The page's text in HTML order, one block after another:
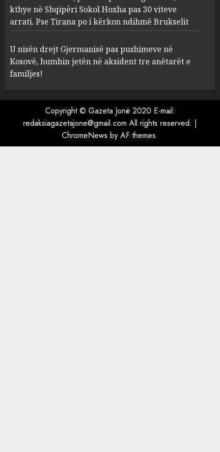
deportua nga SHBA, si u kthye
në Shqipëri Sokol Hoxha pas
30 viteve arrati. Pse Tirana po
AUGUST 7, 2026
AUGUST 7, 2026
kthye në Shqipëri Sokol Hoxha pas 30 viteve
arrati. Pse Tirana po i kërkon ndihmë Brukselit
U nisën drejt Gjermanisë pas pushimeve në
Kosovë, humbin jetën në aksident tre anëtarët e
familjes!
Copyright © Gazeta Jonë 2020 E-mail:
redaksiagazetajone@gmail.com All rights reserved. |
ChromeNews by AF themes.